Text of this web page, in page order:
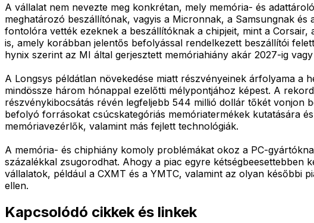
A vállalat nem nevezte meg konkrétan, mely memória- és
meghatározó beszállítónak, vagyis a Micronnak, a Samsungnak
fontolóra vették ezeknek a beszállítóknak a chipjeit, mint a
is, amely korábban jelentős befolyással rendelkezett beszállítói
hynix szerint az MI által gerjesztett memóriahiány akár 2027-ig
A Longsys példátlan növekedése miatt részvényeinek árfolyama a
mindössze három hónappal ezelőtti mélypontjához képest. A
részvénykibocsátás révén legfeljebb 544 millió dollár tőkét vonjon
befolyó forrásokat csúcskategóriás memóriatermékek kutatására
memóriavezérlők, valamint más fejlett technológiák.
A memória- és chiphiány komoly problémákat okoz a PC-
százalékkal zsugorodhat. Ahogy a piac egyre
vállalatok, például a CXMT és a YMTC, valamint az olyan későbbi
ellen.
Kapcsolódó cikkek és linkek